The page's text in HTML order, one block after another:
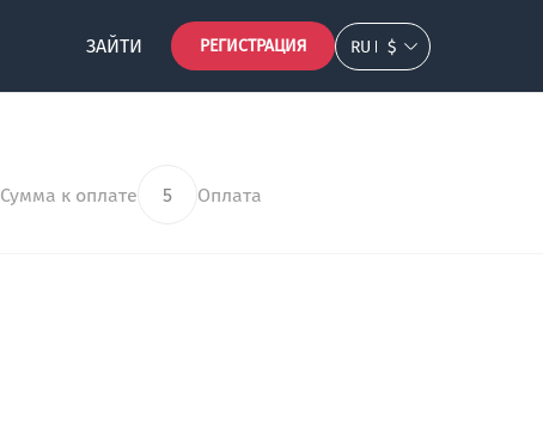
ЗАЙТИ РЕГИСТРАЦИЯ RU $
Сумма к оплате 5 Оплата